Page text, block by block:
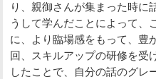
り、親御さんが集まった時に
うして学んだことによって、
に、より臨場感をもって、豊
回、スキルアップの研修を受
したことで、自分の話のグレ